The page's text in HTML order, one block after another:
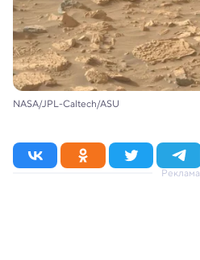
NASA/JPL-Caltech/ASU
Реклама